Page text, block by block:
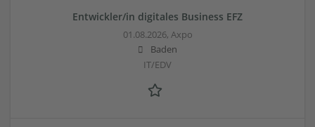
Entwickler/in digitales Business EFZ
01.08.2026, Axpo
Baden
IT/EDV